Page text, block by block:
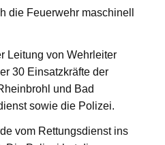
die Feuerwehr maschinell
Leitung von Wehrleiter
30 Einsatzkräfte der
und Bad
sowie die Polizei.
vom Rettungsdienst ins